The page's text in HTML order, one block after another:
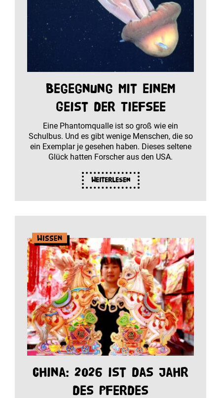
Begegnung mit einem
Geist der Tiefsee
Eine Phantomqualle ist so groß wie ein
Schulbus. Und es gibt wenige Menschen, die so
ein Exemplar je gesehen haben. Dieses seltene
Glück hatten Forscher aus den USA.
Weiterlesen
Wissen
China: 2026 ist das Jahr
des Pferdes